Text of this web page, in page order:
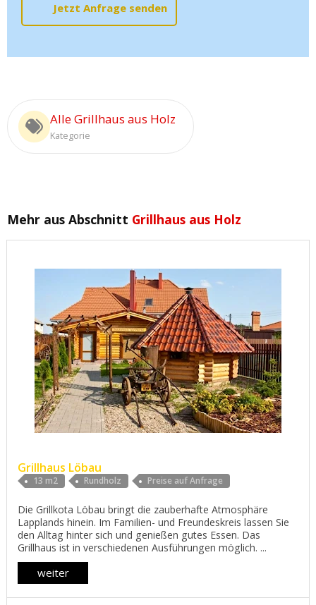
Jetzt Anfrage senden
Alle Grillhaus aus Holz
Kategorie
Mehr aus Abschnitt Grillhaus aus Holz
Grillhaus Löbau
13 m2 Rundholz Preise auf Anfrage
Die Grillkota Löbau bringt die zauberhafte Atmosphäre
Lapplands hinein. Im Familien- und Freundeskreis lassen Sie
den Alltag hinter sich und genießen gutes Essen. Das
Grillhaus ist in verschiedenen Ausführungen möglich. ...
weiter